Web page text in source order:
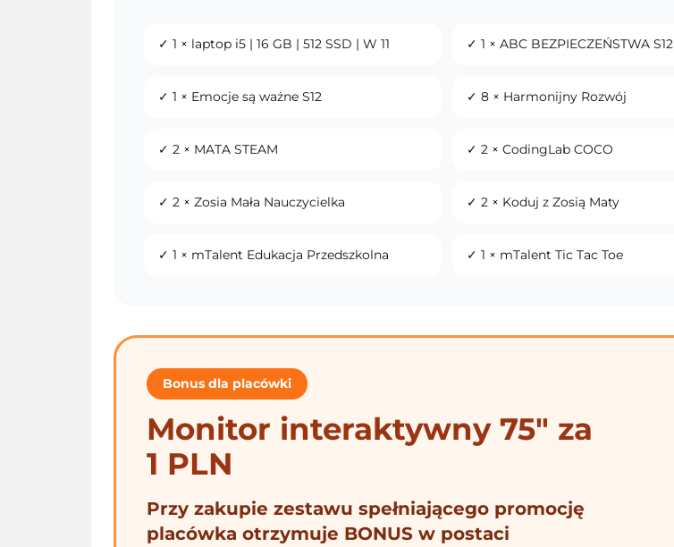
✓ 1 × laptop i5 | 16 GB | 512 SSD | W 11 ✓ 1 × ABC BEZPIECZEŃSTWA S12
✓ 1 × Emocje są ważne S12 ✓ 8 × Harmonijny Rozwój
✓ 2 × MATA STEAM ✓ 2 × CodingLab COCO
✓ 2 × Zosia Mała Nauczycielka ✓ 2 × Koduj z Zosią Maty
✓ 1 × mTalent Edukacja Przedszkolna ✓ 1 × mTalent Tic Tac Toe
Bonus dla placówki
Monitor interaktywny 75" za
1 PLN
Przy zakupie zestawu spełniającego promocję
placówka otrzymuje BONUS w postaci